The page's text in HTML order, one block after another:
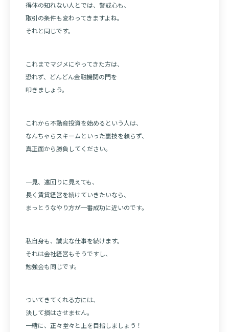
得体の知れない人とでは、警戒心も、
取引の条件も変わってきますよね。
それと同じです。
これまでマジメにやってきた方は、
恐れず、どんどん金融機関の門を
叩きましょう。
これから不動産投資を始めるという人は、
なんちゃらスキームといった裏技を頼らず、
真正面から勝負してください。
一見、遠回りに見えても、
長く賃貸経営を続けていきたいなら、
まっとうなやり方が一番成功に近いのです。
私自身も、誠実な仕事を続けます。
それは会社経営もそうですし、
勉強会も同じです。
ついてきてくれる方には、
決して損はさせません。
一緒に、正々堂々と上を目指しましょう！